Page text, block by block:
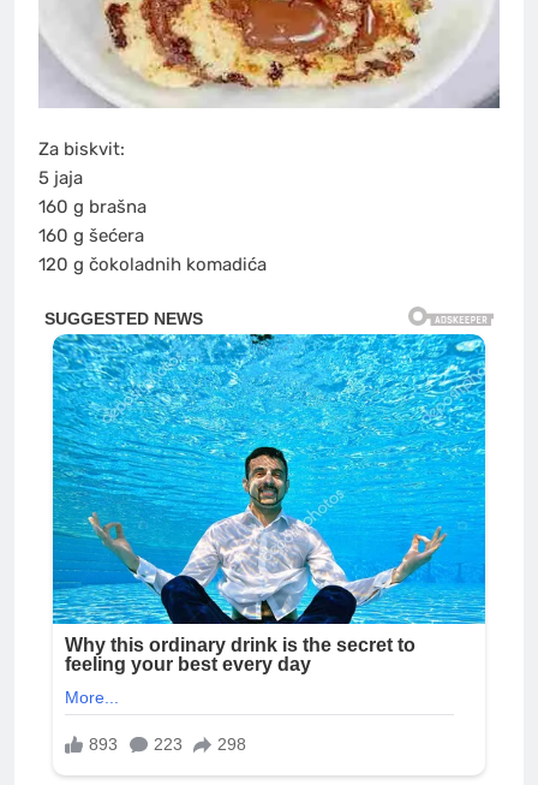
Za biskvit:
5 jaja
160 g brašna
160 g šećera
120 g čokoladnih komadića